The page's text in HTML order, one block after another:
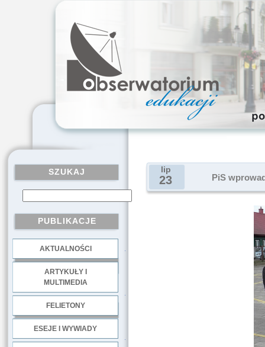
SZUKAJ
PUBLIKACJE
AKTUALNOŚCI
ARTYKUŁY I
MULTIMEDIA
FELIETONY
ESEJE I WYWIADY
lip
23 PiS